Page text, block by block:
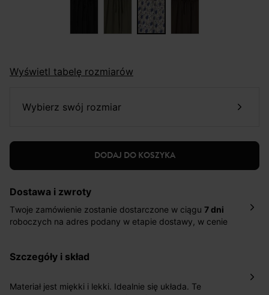
Wyświetl tabelę rozmiarów
wybierz swój rozmiar
DODAJ DO KOSZYKA
Dostawa i zwroty
Twoje zamówienie zostanie dostarczone w ciągu 7 dni
roboczych na adres podany w etapie dostawy, w cenie
pośrednictwem DHL Express.
roboczych do wybranego przez Ciebie paczkomatu , a
szczegóły i skład
Materiał jest miękki i lekki. Idealnie się układa. Te